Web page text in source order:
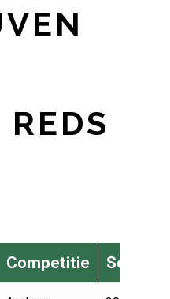
Competitie Seizoen